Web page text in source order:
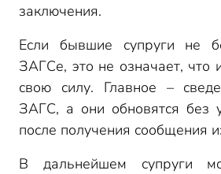
заключения.
Если бывшие супруги не
ЗАГСе, это не означает, что
свою силу. Главное –
ЗАГС, а они обновятся без
после получения сообщения
В дальнейшем супруги